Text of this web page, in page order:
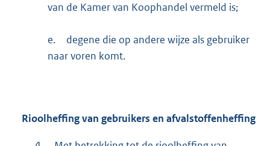
van de Kamer van Koophandel vermeld is;
e.
degene die op andere wijze als gebruiker
naar voren komt.
Rioolheffing van gebruikers en afvalstoffenheffing